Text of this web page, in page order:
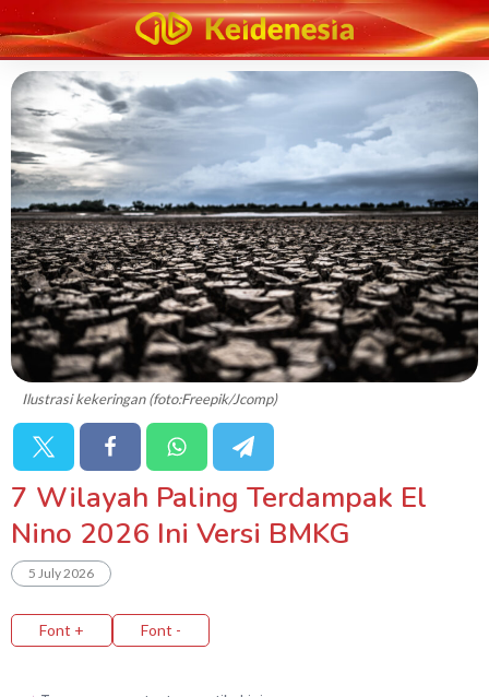
Ilustrasi kekeringan (foto:Freepik/Jcomp)
7 Wilayah Paling Terdampak El
Nino 2026 Ini Versi BMKG
5 July 2026
Font + Font -